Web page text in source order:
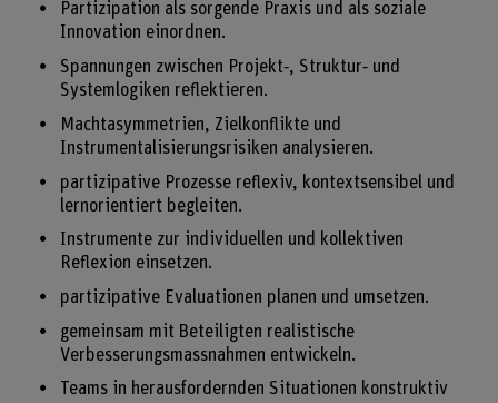
Partizipation als sorgende Praxis und als soziale
Innovation einordnen.
Spannungen zwischen Projekt‑, Struktur‑ und
Systemlogiken reflektieren.
Machtasymmetrien, Zielkonflikte und
Instrumentalisierungsrisiken analysieren.
partizipative Prozesse reflexiv, kontextsensibel und
lernorientiert begleiten.
Instrumente zur individuellen und kollektiven
Reflexion einsetzen.
partizipative Evaluationen planen und umsetzen.
gemeinsam mit Beteiligten realistische
Verbesserungsmassnahmen entwickeln.
Teams in herausfordernden Situationen konstruktiv